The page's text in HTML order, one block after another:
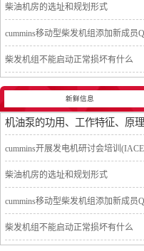
柴油机房的选址和规划形式
柴发机组不能启动正常损坏有什么
新鲜信息
柴油机房的选址和规划形式
柴发机组不能启动正常损坏有什么